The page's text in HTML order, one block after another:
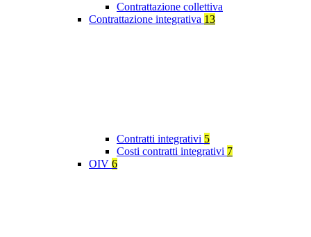
Contrattazione collettiva
Contrattazione integrativa 13
Contratti integrativi 5
Costi contratti integrativi 7
OIV 6